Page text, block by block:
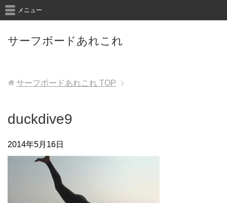
サーフボードあれこれ
メニュー
サーフボードあれこれ TOP
duckdive9
2014年5月16日